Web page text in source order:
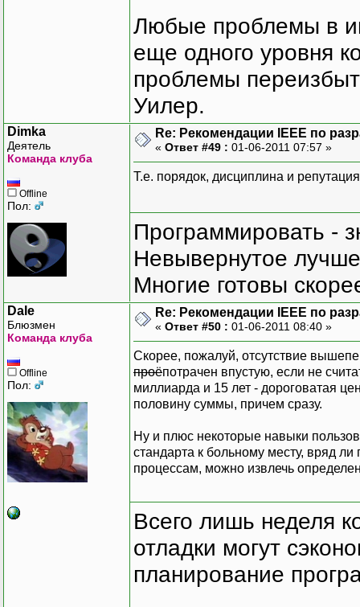
Любые проблемы в
еще одного уровня
проблемы
Уилер.
Dimka
Деятель
Команда клуба
Offline
Пол:
Re: Рекомендации IEEE по
« Ответ #49 : 01-06-2011 07:57 »
Т.е. порядок, дисциплина и
Программировать -
Невывернутое
Многие готовы
Dale
Блюзмен
Команда клуба
Offline
Пол:
Re: Рекомендации IEEE по
« Ответ #50 : 01-06-2011 08:40 »
Скорее, пожалуй, отсутствие
проёпотрачен впустую, если не
миллиарда и 15 лет - дороговатая
половину суммы, причем сразу.
Ну и плюс некоторые навыки
стандарта к больному месту, вряд
процессам, можно извлечь
Всего лишь неделя
отладки могут
планирование